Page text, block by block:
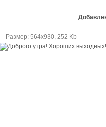
Размер: 564х930, 252 Kb